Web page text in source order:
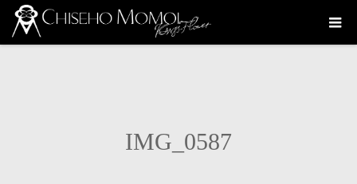
IMG_0587